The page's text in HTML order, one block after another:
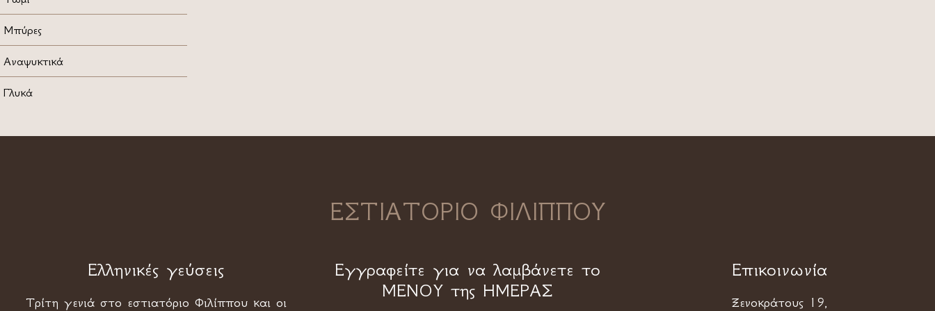
Μπύρες
Αναψυκτικά
Γλυκά
ΕΣΤΙΑΤΟΡΙΟ ΦΙΛΙΠΠΟΥ
Ελληνικές γεύσεις
Τρίτη γενιά στο εστιατόριο Φιλίππου και οι
Εγγραφείτε για να λαμβάνετε το
ΜΕΝΟΥ της ΗΜΕΡΑΣ
Επικοινωνία
Ξενοκράτους 19,